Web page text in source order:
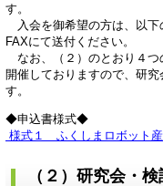
す。
入会を御希望の方は、以下
FAXにて送付ください。
なお、（２）のとおり４つ
開催しておりますので、研
す。
◆申込書様式◆
様式１ ふくしまロボット
（２）研究会・